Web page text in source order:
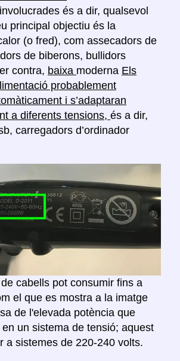
és a dir, qualsevol
principal objectiu és la
(o fred), com assecadors de
de biberons, bullidors
contra, baixa moderna Els
probablement
i s’adaptaran
a diferents tensions, és a dir,
carregadors d’ordinador
cabells pot consumir fins a
el que es mostra a la imatge
de l'elevada potència que
un sistema de tensió; aquest
a sistemes de 220-240 volts.